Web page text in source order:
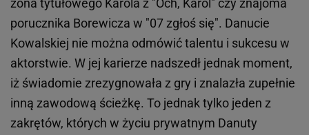
żona tytułowego Karola z "Och, Karol" czy znajoma
porucznika Borewicza w "07 zgłoś się". Danucie
Kowalskiej nie można odmówić talentu i sukcesu w
aktorstwie. W jej karierze nadszedł jednak moment,
iż świadomie zrezygnowała z gry i znalazła zupełnie
inną zawodową ścieżkę. To jednak tylko jeden z
zakrętów, których w życiu prywatnym Danuty